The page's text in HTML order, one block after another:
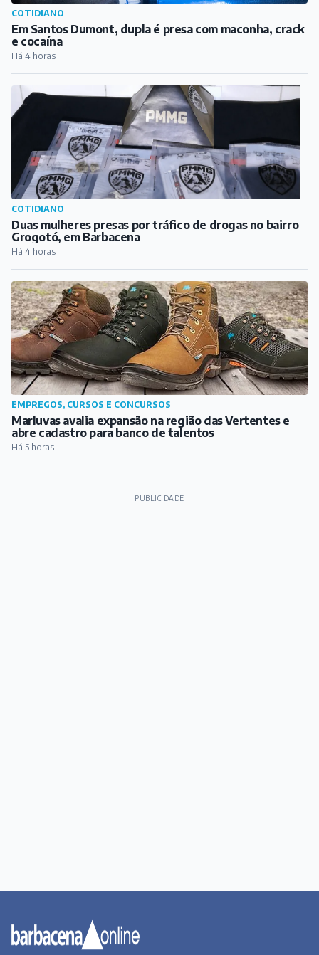
COTIDIANO
Em Santos Dumont, dupla é presa com maconha, crack
e cocaína
Há 4 horas
COTIDIANO
Duas mulheres presas por tráfico de drogas no bairro
Grogotó, em Barbacena
Há 4 horas
EMPREGOS, CURSOS E CONCURSOS
Marluvas avalia expansão na região das Vertentes e
abre cadastro para banco de talentos
Há 5 horas
PUBLICIDADE